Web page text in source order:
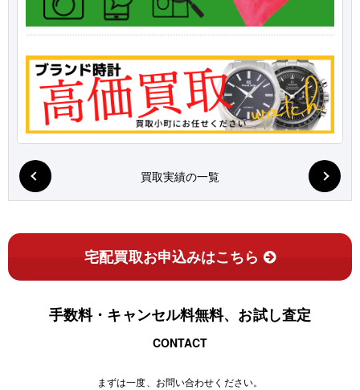
買取実績の一覧
宅配買取お申込みはこちら
手数料・キャンセル料無料、お試し査定
CONTACT
まずは一度、お問い合わせください。